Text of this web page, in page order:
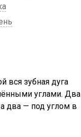
вся зубная дуга
углами. Два
два — под углом в